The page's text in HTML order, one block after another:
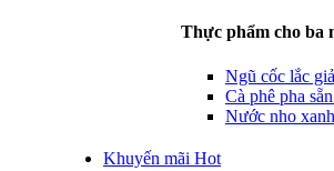
Thực phẩm cho ba
Ngũ cốc lắc
Cà phê pha
Nước nho
Khuyến mãi Hot